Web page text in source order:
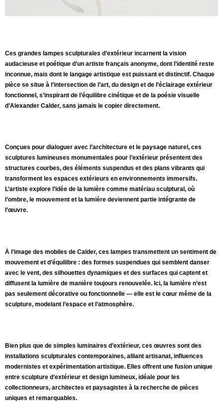
Ces grandes lampes sculpturales d’extérieur incarnent la vision
audacieuse et poétique d’un artiste français anonyme, dont l’identité reste
inconnue, mais dont le langage artistique est puissant et distinctif. Chaque
pièce se situe à l’intersection de l’art, du design et de l’éclairage extérieur
fonctionnel, s’inspirant de l’équilibre cinétique et de la poésie visuelle
d’Alexander Calder, sans jamais le copier directement.
Conçues pour dialoguer avec l’architecture et le paysage naturel, ces
sculptures lumineuses monumentales pour l’extérieur présentent des
structures courbes, des éléments suspendus et des plans vibrants qui
transforment les espaces extérieurs en environnements immersifs.
L’artiste explore l’idée de la lumière comme matériau sculptural, où
l’ombre, le mouvement et la lumière deviennent partie intégrante de
l’œuvre.
À l’image des mobiles de Calder, ces lampes transmettent un sentiment de
mouvement et d’équilibre : des formes suspendues qui semblent danser
avec le vent, des silhouettes dynamiques et des surfaces qui captent et
diffusent la lumière de manière toujours renouvelée. Ici, la lumière n’est
pas seulement décorative ou fonctionnelle — elle est le cœur même de la
sculpture, modelant l’espace et l’atmosphère.
Bien plus que de simples luminaires d’extérieur, ces œuvres sont des
installations sculpturales contemporaines, alliant artisanat, influences
modernistes et expérimentation artistique. Elles offrent une fusion unique
entre sculpture d’extérieur et design lumineux, idéale pour les
collectionneurs, architectes et paysagistes à la recherche de pièces
uniques et remarquables.